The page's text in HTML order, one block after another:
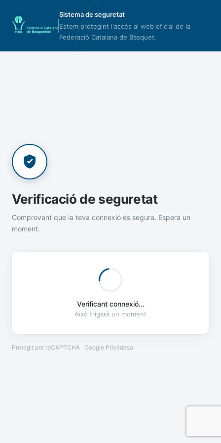
Sistema de seguretat
Estem protegint l'accés al web oficial de la
Federació Catalana de Bàsquet.
Verificació de seguretat
Comprovant que la teva connexió és segura. Espera un
moment.
Verificant connexió...
Això trigarà un moment
Protegit per reCAPTCHA · Google Privadesa